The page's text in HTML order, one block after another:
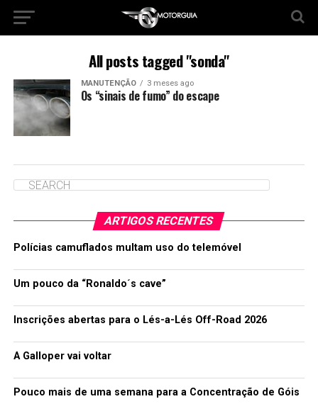
All posts tagged "sonda"
MANUTENÇÃO 3 meses ago
Os “sinais de fumo” do escape
ARTIGOS RECENTES
Polícias camuflados multam uso do telemóvel
Um pouco da “Ronaldo´s cave”
Inscrições abertas para o Lés-a-Lés Off-Road 2026
A Galloper vai voltar
Pouco mais de uma semana para a Concentração de Góis